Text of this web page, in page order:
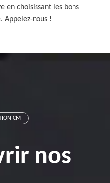
en choisissant les bons
Appelez-nous !
CM
nos